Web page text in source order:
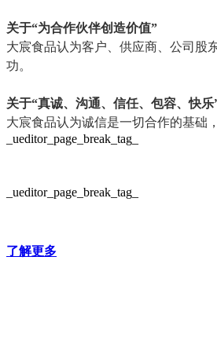
关于“为合作伙伴创造价值”
大宸食品认为客户、供应商、公司股
功。
关于“真诚、沟通、信任、包容、快乐
大宸食品认为诚信是一切合作的基础
_ueditor_page_break_tag_
_ueditor_page_break_tag_
了解更多